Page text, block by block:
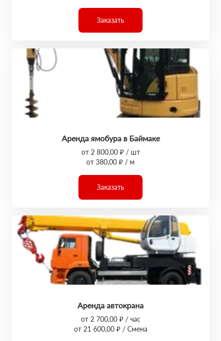
Заказать
Аренда ямобура в Баймаке
от 2 800,00 ₽ / шт
от 380,00 ₽ / м
Заказать
Аренда автокрана
от 2 700,00 ₽ / час
от 21 600,00 ₽ / Смена